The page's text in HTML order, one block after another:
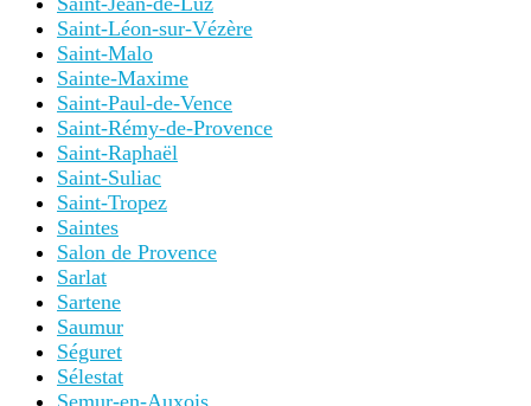
Saint-Léon-sur-Vézère
Saint-Malo
Sainte-Maxime
Saint-Paul-de-Vence
Saint-Rémy-de-Provence
Saint-Raphaël
Saint-Suliac
Saint-Tropez
Saintes
Salon de Provence
Sarlat
Sartene
Saumur
Séguret
Sélestat
Semur-en-Auxois